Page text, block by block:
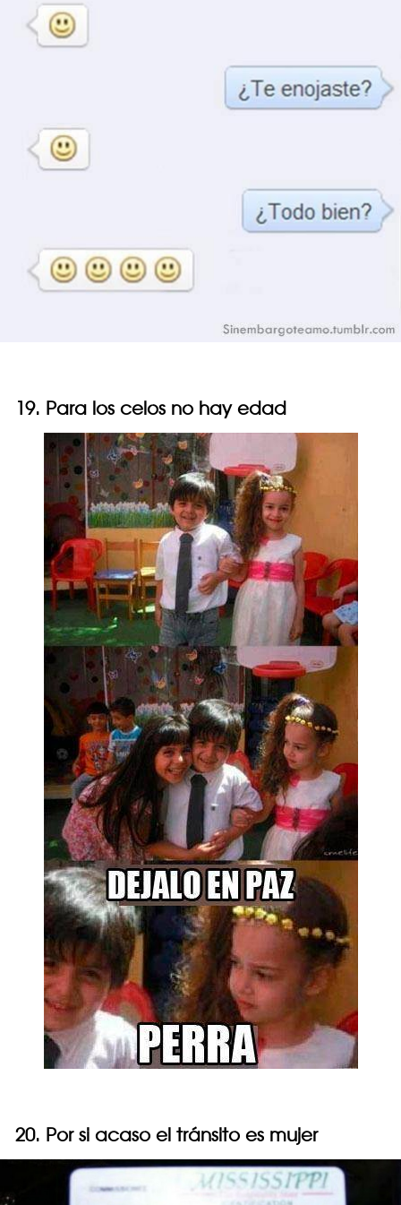
19. Para los celos no hay edad
20. Por si acaso el tránsito es mujer